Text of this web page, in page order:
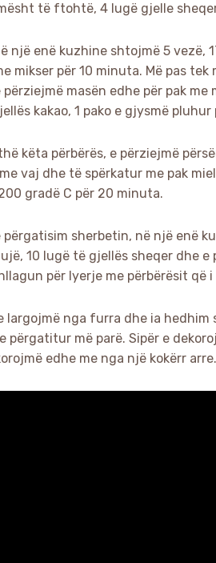
të ftohtë, 4 lugë gjelle
një enë kuzhine shtojmë 5 vezë,
mikser për 10 minuta. Më pas
masën edhe për pak
kakao, 1 pako e gjysmë pluhur
këta përbërës, e përziejmë
vaj dhe të spërkatur me pak
gradë C për 20 minuta.
përgatisim sherbetin, në një enë
10 lugë të gjellës sheqer dhe e
për lyerje me përbërësit që
largojmë nga furra dhe ia
përgatitur më parë. Sipër e
edhe me nga një kokërr arre.